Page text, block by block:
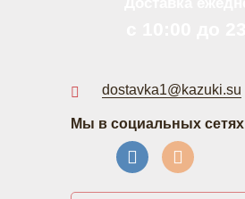
dostavka1@kazuki.su
Мы в социальных сетях